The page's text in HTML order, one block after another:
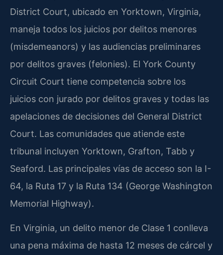
District Court, ubicado en Yorktown, Virginia,
maneja todos los juicios por delitos menores
(misdemeanors) y las audiencias preliminares
por delitos graves (felonies). El York County
Circuit Court tiene competencia sobre los
juicios con jurado por delitos graves y todas las
apelaciones de decisiones del General District
Court. Las comunidades que atiende este
tribunal incluyen Yorktown, Grafton, Tabb y
Seaford. Las principales vías de acceso son la I-
64, la Ruta 17 y la Ruta 134 (George Washington
Memorial Highway).
En Virginia, un delito menor de Clase 1 conlleva
una pena máxima de hasta 12 meses de cárcel y